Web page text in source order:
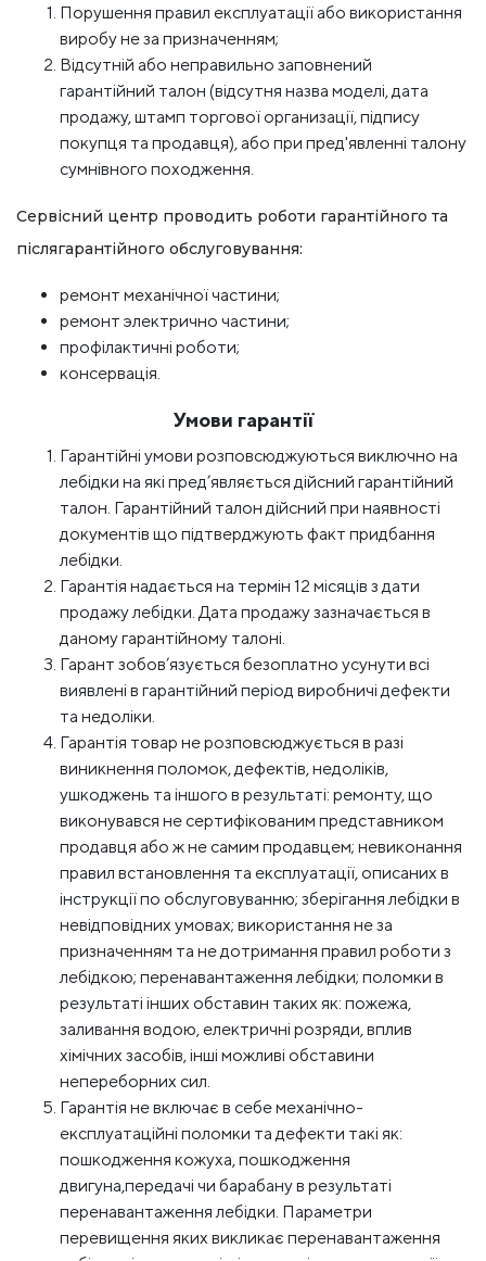
Порушення правил експлуатації або використання
виробу не за призначенням;
Відсутній або неправильно заповнений
гарантійний талон (відсутня назва моделі, дата
продажу, штамп торгової организації, підпису
покупця та продавця), або при пред'явленні талону
сумнівного походження.
Сервісний центр проводить роботи гарантійного та
післягарантійного обслуговування:
ремонт механічної частини;
ремонт электрично частини;
профілактичні роботи;
консервація.
Умови гарантії
Гарантійні умови розповсюджуються виключно на
лебідки на які пред’являється дійсний гарантійний
талон. Гарантійний талон дійсний при наявності
документів що підтверджують факт придбання
лебідки.
Гарантія надається на термін 12 місяців з дати
продажу лебідки. Дата продажу зазначається в
даному гарантійному талоні.
Гарант зобов’язується безоплатно усунути всі
виявлені в гарантійний період виробничі дефекти
та недоліки.
Гарантія товар не розповсюджується в разі
виникнення поломок, дефектів, недоліків,
ушкоджень та іншого в результаті: ремонту, що
виконувався не сертифікованим представником
продавця або ж не самим продавцем; невиконання
правил встановлення та експлуатації, описаних в
інструкції по обслуговуванню; зберігання лебідки в
невідповідних умовах; використання не за
призначенням та не дотримання правил роботи з
лебідкою; перенавантаження лебідки; поломки в
результаті інших обставин таких як: пожежа,
заливання водою, електричні розряди, вплив
хімічних засобів, інші можливі обставини
непереборних сил.
Гарантія не включає в себе механічно-
експлуатаційні поломки та дефекти такі як:
пошкодження кожуха, пошкодження
двигуна,передачі чи барабану в результаті
перенавантаження лебідки. Параметри
перевищення яких викликає перенавантаження